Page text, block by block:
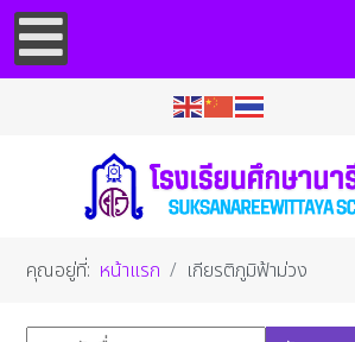
คุณอยู่ที่: หน้าแรก เกียรติภูมิฟ้าม่วง